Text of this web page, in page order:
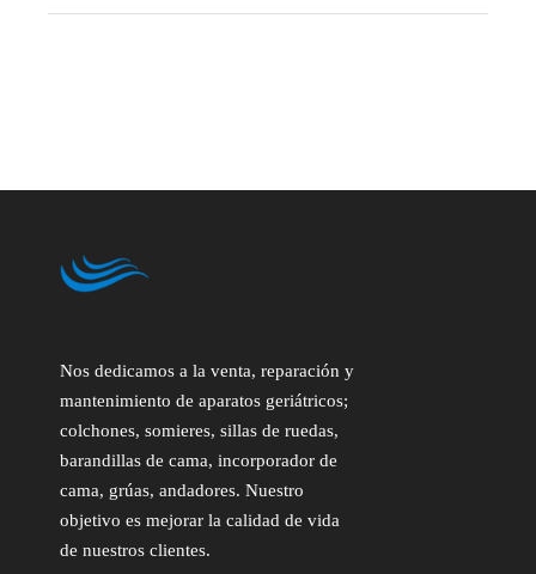
Nos dedicamos a la venta, reparación y
mantenimiento de aparatos geriátricos;
colchones, somieres, sillas de ruedas,
barandillas de cama, incorporador de
cama, grúas, andadores. Nuestro
objetivo es mejorar la calidad de vida
de nuestros clientes.